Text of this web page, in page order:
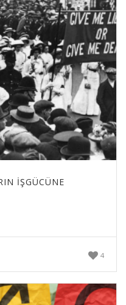
İŞGÜCÜNE
4